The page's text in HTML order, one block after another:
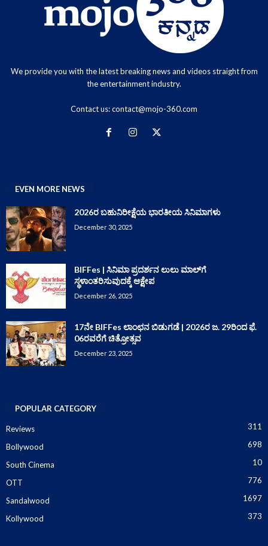
We provide you with the latest breaking news and videos straight from
the entertainment industry.
Contact us:contact@mojo-360.com
EVEN MORE NEWS
2026ರ ಬಹುನಿರೀಕ್ಷೆಯ ಭಾರತೀಯ ಸಿನಿಮಾಗಳು
December 30, 2025
BIFFes | ಸಿನಿಮಾ ಪ್ರದರ್ಶನ ಲುಲು ಮಾಲ್‌ಗೆ
ಸ್ಥಳಾಂತರಿಸುವುದಕ್ಕೆ ಆಕ್ಷೇಪ
December 26, 2025
17ನೇ BIFFes ಲಾಂಛನ ಬಿಡುಗಡೆ | 2026ರ ಜ. 29ರಿಂದ ಫೆ.
06ರವರೆಗೆ ಚಿತ್ರೋತ್ಸವ
December 23, 2025
POPULAR CATEGORY
Reviews 311
Bollywood 698
South Cinema 10
OTT 776
Sandalwood 1697
Kollywood 373